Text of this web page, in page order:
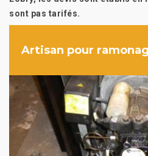
sont pas tarifés.
Artisan pour